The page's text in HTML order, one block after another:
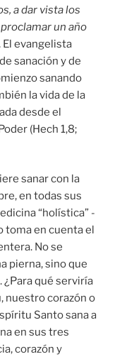
a dar vista los
un año
El evangelista
sanación y de
sanando
la vida de la
desde el
(Hech 1,8;
sanar con la
en todas sus
“holística” -
toma en cuenta el
No se
pierna, sino que
qué serviría
nuestro corazón o
Santo sana a
en sus tres
corazón y